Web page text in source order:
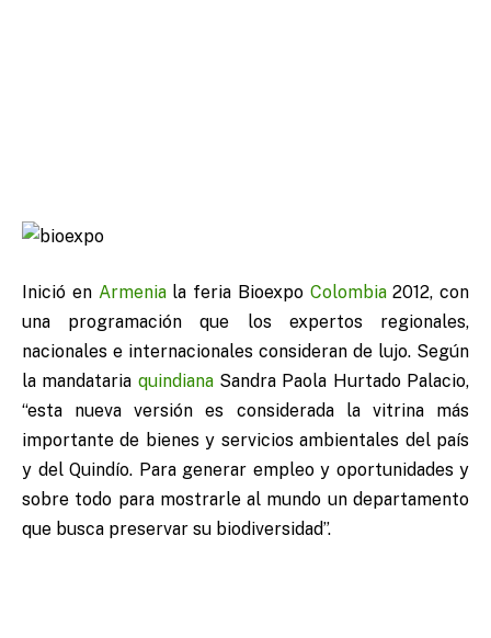
Inició en Armeniala feria Bioexpo Colombia2012, con
una programación que los expertos regionales,
nacionales e internacionales consideran de lujo. Según
la mandataria quindianaSandra Paola Hurtado Palacio,
“esta nueva versión es considerada la vitrina más
importante de bienes y servicios ambientales del país
y del Quindío. Para generar empleo y oportunidades y
sobre todo para mostrarle al mundo un departamento
que busca preservar su biodiversidad”.